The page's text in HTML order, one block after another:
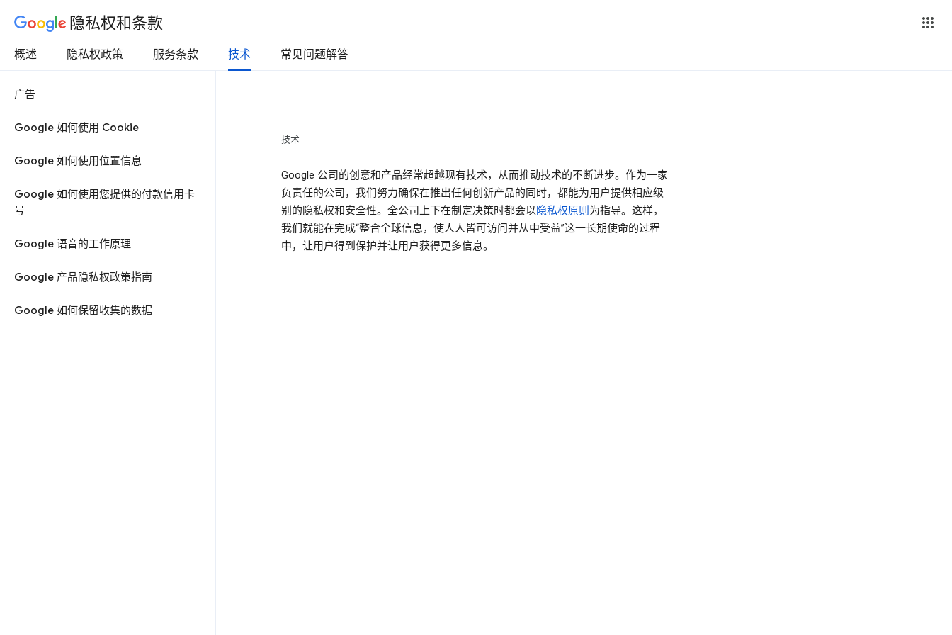
隐私权和条款
概述 隐私权政策 服务条款 技术 常见问题解答
广告
Google 如何使用 Cookie
Google 如何使用位置信息
Google 如何使用您提供的付款信用卡
号
Google 语音的工作原理
Google 产品隐私权政策指南
Google 如何保留收集的数据
技术
Google 公司的创意和产品经常超越现有技术，从而推动技术的不断进步。作为一家
负责任的公司，我们努力确保在推出任何创新产品的同时，都能为用户提供相应级
别的隐私权和安全性。全公司上下在制定决策时都会以隐私权原则 为指导。这样，
我们就能在完成“整合全球信息，使人人皆可访问并从中受益”这一长期使命的过程
中，让用户得到保护并让用户获得更多信息。